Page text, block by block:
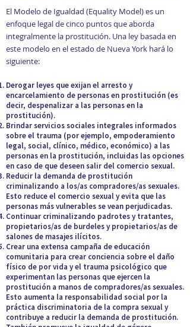
El Modelo de Igualdad (Equality Model) es un
enfoque legal de cinco puntos que aborda
integralmente la prostitución. Una ley basada en
este modelo en el estado de Nueva York hará lo
siguiente:
Derogar leyes que exijan el arresto y
encarcelamiento de personas en prostitución (es
decir, despenalizar a las personas en la
prostitución).
Brindar servicios sociales integrales informados
sobre el trauma (por ejemplo, empoderamiento
legal, social, clínico, médico, económico) a las
personas en la prostitución, incluidas las opciones
en caso de que deseen salir del comercio sexual.
Reducir la demanda de prostitución
criminalizando a los/as compradores/as sexuales.
Esto reduce el comercio sexual y evita que las
personas más vulnerables se vean perjudicadas.
Continuar criminalizando padrotes y tratantes,
propietarios/as de burdeles y propietarios/as de
salones de masajes ilícitos.
Crear una extensa campaña de educación
comunitaria para crear conciencia sobre el daño
físico de por vida y el trauma psicológico que
experimentan las personas que ejercen la
prostitución a manos de compradores/as sexuales.
Esto aumenta la responsabilidad social por la
práctica discriminatoria de la compra sexual y
contribuye a reducir la demanda de prostitución.